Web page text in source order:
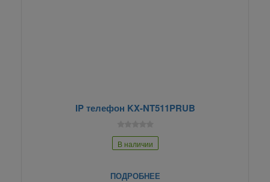
IP телефон KX-NT511PRUB
В наличии
ПОДРОБНЕЕ